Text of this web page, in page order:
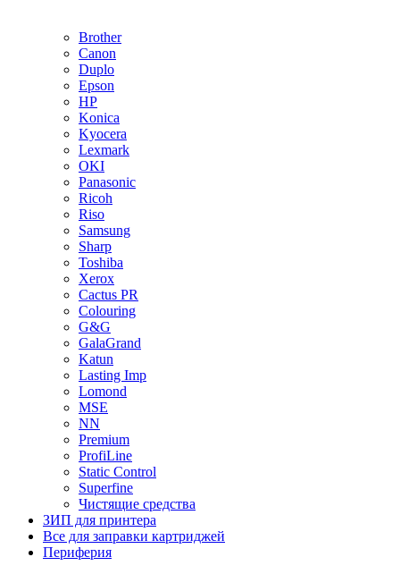
Brother
Canon
Duplo
Epson
HP
Konica
Kyocera
Lexmark
OKI
Panasonic
Ricoh
Riso
Samsung
Sharp
Toshiba
Xerox
Cactus PR
Colouring
G&G
GalaGrand
Katun
Lasting Imp
Lomond
MSE
NN
Premium
ProfiLine
Static Control
Superfine
Чистящие средства
ЗИП для принтера
Все для заправки картриджей
Периферия